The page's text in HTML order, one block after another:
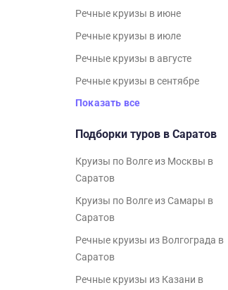
Речные круизы в июне
Речные круизы в июле
Речные круизы в августе
Речные круизы в сентябре
Показать все
Подборки туров в Саратов
Круизы по Волге из Москвы в
Саратов
Круизы по Волге из Самары в
Саратов
Речные круизы из Волгограда в
Саратов
Речные круизы из Казани в